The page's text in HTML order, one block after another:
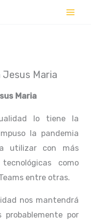
Jesus Maria
Maria
lo tiene la
la pandemia
utilizar con más
como
entre otras.
nos mantendrá
por